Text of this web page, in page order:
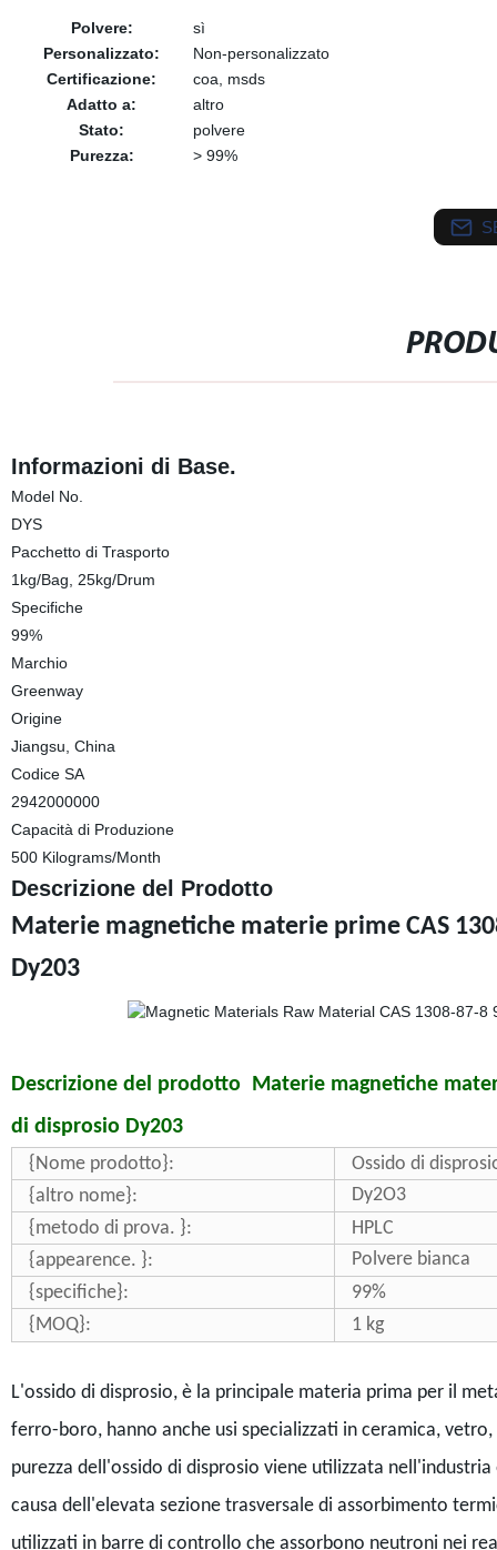
Polvere:
sì
Personalizzato:
Non-personalizzato
Certificazione:
coa, msds
Adatto a:
altro
Stato:
polvere
Purezza:
> 99%
Informazioni di Base.
Model No.
DYS
Pacchetto di Trasporto
1kg/Bag, 25kg/Drum
Specifiche
99%
Marchio
Greenway
Origine
Jiangsu, China
Codice SA
2942000000
Capacità di Produzione
500 Kilograms/Month
Descrizione del Prodotto
Materie magnetiche materie prime CAS
Dy203
Descrizione del prodotto Materie magnetiche
di disprosio Dy203
{Nome prodotto}:
Ossido di
{altro nome}:
Dy2O3
{metodo di prova. }:
HPLC
{appearence. }:
Polvere bianca
{specifiche}:
99%
{MOQ}:
1 kg
L'ossido di disprosio, è la principale materia prima per il
ferro-boro, hanno anche usi specializzati in ceramica,
purezza dell'ossido di disprosio viene utilizzata
causa dell'elevata sezione trasversale di assorbimento
utilizzati in barre di controllo che assorbono neutroni nei